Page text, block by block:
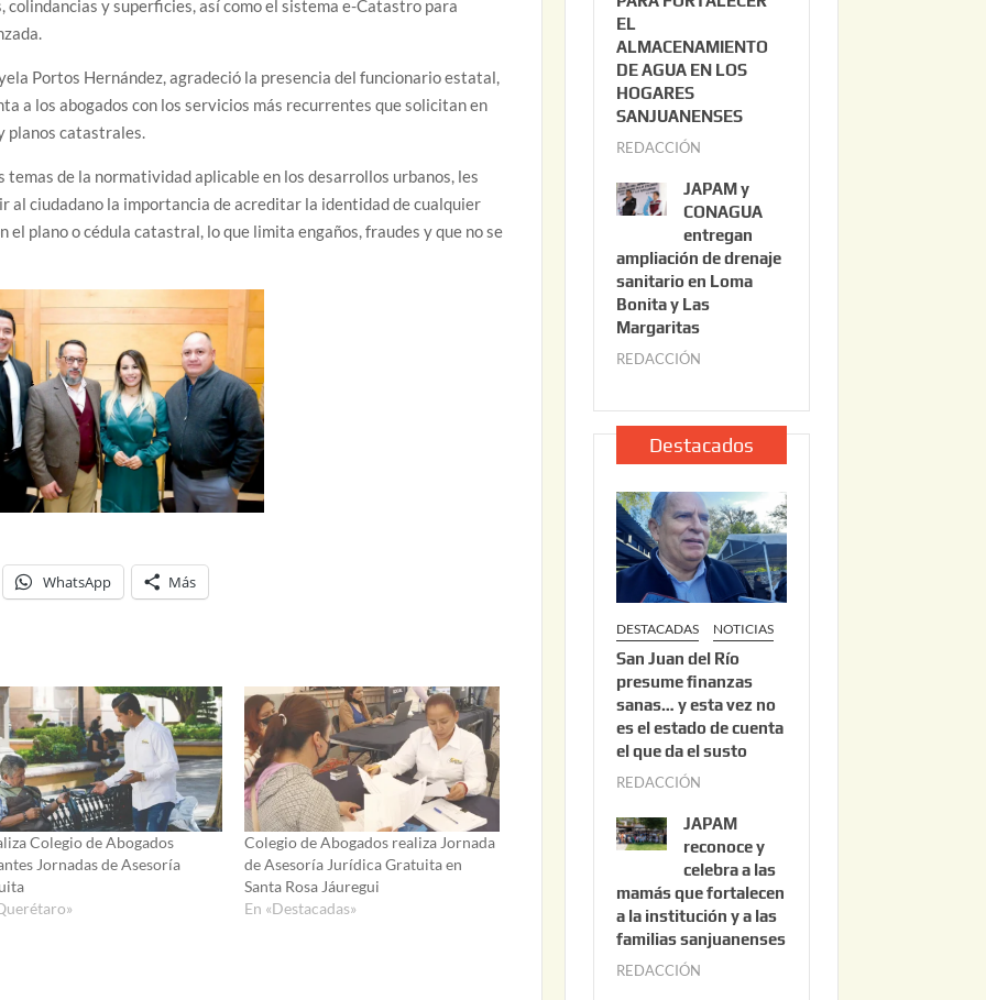
y superficies, así como el sistema e-Catastro para
Portos Hernández, agradeció la presencia del funcionario estatal,
a los abogados con los servicios más recurrentes que solicitan en
planos catastrales.
de la normatividad aplicable en los desarrollos urbanos, les
ciudadano la importancia de acreditar la identidad de cualquier
el plano o cédula catastral, lo que limita engaños, fraudes y que no se
WhatsApp Más
Colegio de Abogados
Jornadas de Asesoría
Colegio de Abogados realiza Jornada
de Asesoría Jurídica Gratuita en
Santa Rosa Jáuregui
En «Destacadas»
2
0
EL
ALMACENAMIENTO
DE AGUA EN LOS
HOGARES
SANJUANENSES
REDACCIÓN
l
i
o
2
2
2
6
JAPAM y
CONAGUA
entregan
ampliación de drenaje
sanitario en Loma
Bonita y Las
Margaritas
REDACCIÓN
l
i
o
2
2
,
2
0
2
6
Destacados
DESTACADAS NOTICIAS
San Juan del Río
presume finanzas
sanas… y esta vez no
es el estado de cuenta
el que da el susto
REDACCIÓN
s
t
o
3
JAPAM
reconoce y
celebra a las
mamás que fortalecen
a la institución y a las
familias sanjuanenses
REDACCIÓN